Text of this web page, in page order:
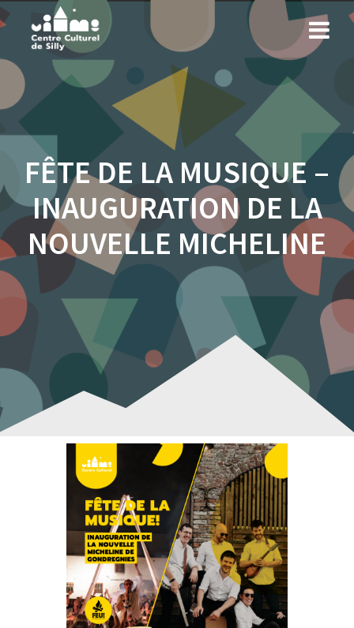
content
FÊTE DE LA MUSIQUE –
INAUGURATION DE LA
NOUVELLE MICHELINE